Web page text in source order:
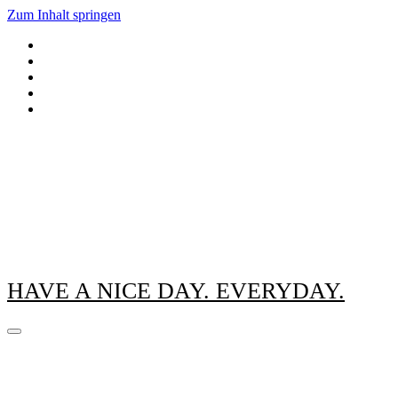
Zum Inhalt springen
HAVE A NICE DAY. EVERYDAY.